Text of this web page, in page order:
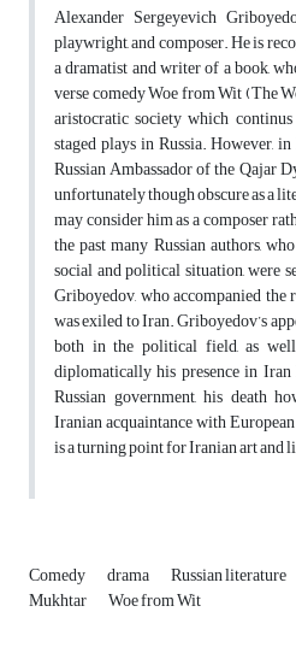
Alexander Sergeyevich
playwright, and composer. He is
a dramatist and writer of a book,
verse comedy Woe from Wit (The
aristocratic society which
staged plays in Russia. However,
Russian Ambassador of the Qajar
unfortunately though obscure as a
may consider him as a composer
the past many Russian authors,
social and political situation, were
Griboyedov, who accompanied
was exiled to Iran. Griboyedov’s
both in the political field, as
diplomatically his presence in
Russian government, his death
Iranian acquaintance with
is a turning point for Iranian art and
Comedy drama Russian literature
Mukhtar Woe from Wit